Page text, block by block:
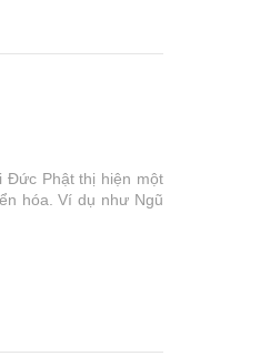
Đức Phật thị hiện một
hóa. Ví dụ như Ngũ